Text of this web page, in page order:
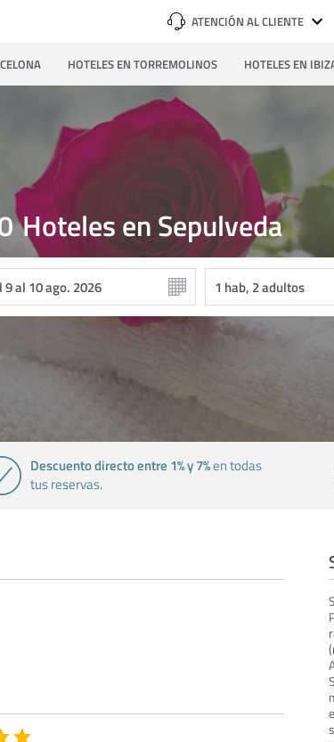
ATENCIÓN AL CLIENTE
HOTELES EN TORREMOLINOS HOTELES EN
Hoteles en Sepulveda
Descuento directo entre 1% y 7%en todas
tus reservas.